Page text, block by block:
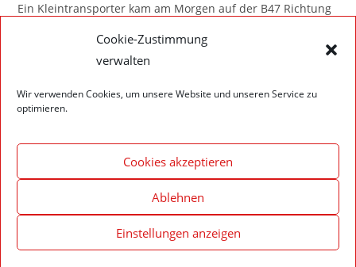
Cookie-Zustimmung
verwalten
Wir verwenden Cookies, um unsere Website und unseren Service zu
optimieren.
Cookies akzeptieren
Ablehnen
Einstellungen anzeigen
Ein Kleintransporter kam am Morgen auf der B47 Richtung
wurden nur leicht verletzt. Die Abteilung Rippberg stellte
daraufhin den Brandschutz an der Einsatzstelle sicher,
während die Abteilung Walldürn die auslaufenden
Betriebsstoffe auf nahm und den restlichen Inhalt des
Impressum – Datenschutzerklärung Cookie-Richtlinie (EU)